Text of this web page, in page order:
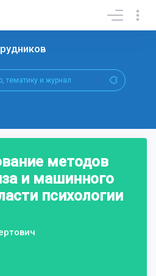
методов
и машинного
психологии